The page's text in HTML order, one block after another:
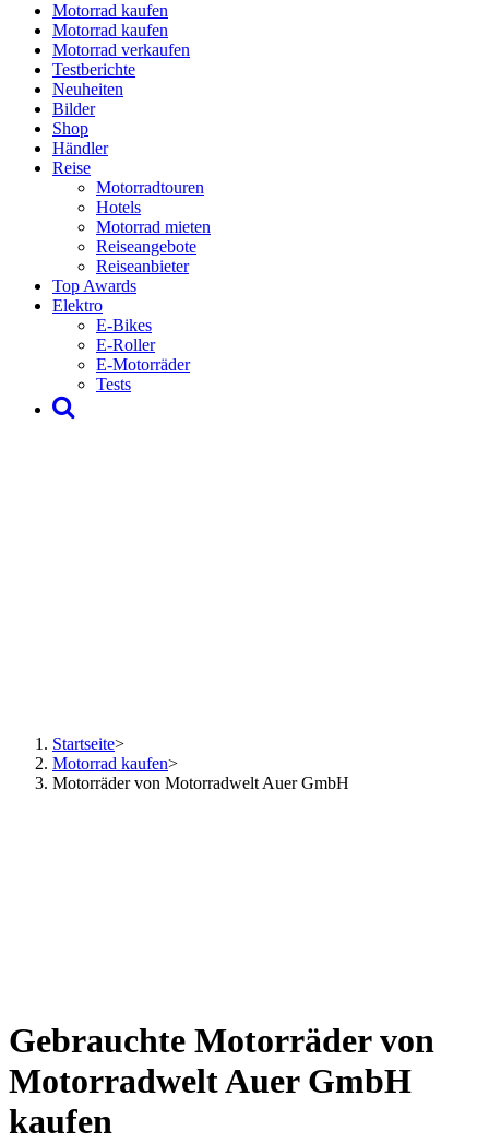
Motorrad kaufen
Motorrad kaufen
Motorrad verkaufen
Testberichte
Neuheiten
Bilder
Shop
Händler
Reise
Motorradtouren
Hotels
Motorrad mieten
Reiseangebote
Reiseanbieter
Top Awards
Elektro
E-Bikes
E-Roller
E-Motorräder
Tests
Startseite>
Motorrad kaufen>
Motorräder von Motorradwelt Auer GmbH
Gebrauchte Motorräder von
Motorradwelt Auer GmbH
kaufen